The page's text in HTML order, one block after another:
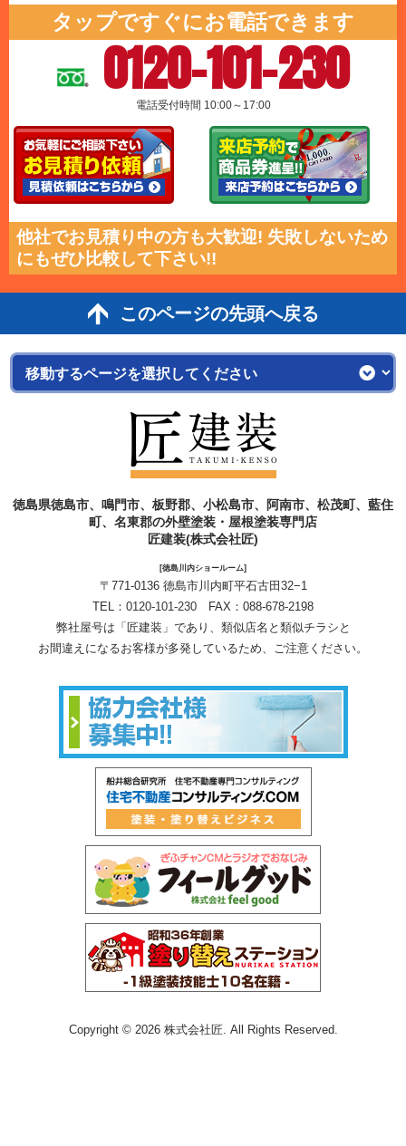
タップですぐにお電話できます
0120-101-230
電話受付時間 10:00～17:00
他社でお見積り中の方も大歓迎! 失敗しないため
にもぜひ比較して下さい!!
このページの先頭へ戻る
徳島県徳島市、鳴門市、板野郡、小松島市、阿南市、松茂町、藍住
町、名東郡の外壁塗装・屋根塗装専門店
匠建装(株式会社匠)
[徳島川内ショールーム]
〒771-0136 徳島市川内町平石古田32−1
TEL： 0120-101-230 FAX：088-678-2198
弊社屋号は「匠建装」であり、類似店名と類似チラシと
お間違えになるお客様が多発しているため、ご注意ください。
Copyright © 2026 株式会社匠. All Rights Reserved.